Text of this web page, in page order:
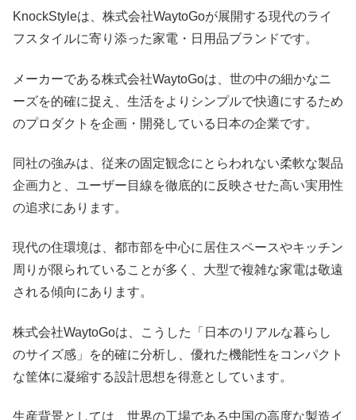
KnockStyleは、株式会社WaytoGoが展開する現代のライ
フスタイルに寄り添った家電・日用品ブランドです。
メーカーである株式会社WaytoGoは、世の中の細かなニ
ーズを的確に捉え、生活をよりシンプルで快適にするため
のプロダクトを企画・開発している日本の企業です。
同社の強みは、従来の固定観念にとらわれない柔軟な製品
企画力と、ユーザー目線を徹底的に反映させた高い実用性
の追求にあります。
現代の住環境は、都市部を中心に居住スペースやキッチン
周りが限られていることが多く、大型で複雑な家電は敬遠
される傾向にあります。
株式会社WaytoGoは、こうした「日本のリアルな暮らし
のサイズ感」を的確に分析し、優れた機能性をコンパクト
な筐体に凝縮する設計思想を得意としています。
生産背景としては、世界の工場である中国の高度な製造イ